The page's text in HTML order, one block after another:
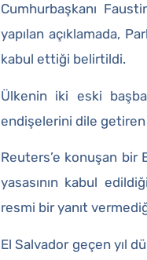
Cumhurbaşkanı
yapılan açıklamada,
kabul ettiği belirtildi.
Ülkenin iki eski
endişelerini dile
Reuters’e konuşan bir
yasasının kabul
resmi bir yanıt
El Salvador geçen yıl